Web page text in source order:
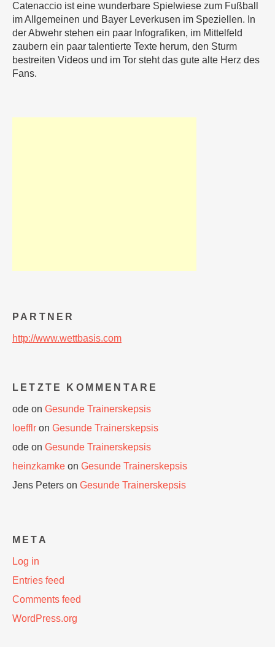
Catenaccio ist eine wunderbare Spielwiese zum Fußball
im Allgemeinen und Bayer Leverkusen im Speziellen. In
der Abwehr stehen ein paar Infografiken, im Mittelfeld
zaubern ein paar talentierte Texte herum, den Sturm
bestreiten Videos und im Tor steht das gute alte Herz des
Fans.
PARTNER
http://www.wettbasis.com
LETZTE KOMMENTARE
ode on Gesunde Trainerskepsis
loefflr on Gesunde Trainerskepsis
ode on Gesunde Trainerskepsis
heinzkamke on Gesunde Trainerskepsis
Jens Peters on Gesunde Trainerskepsis
META
Log in
Entries feed
Comments feed
WordPress.org